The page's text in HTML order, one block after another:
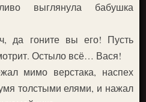
выглянула бабушка
да гоните вы его! Пусть
Остыло всё… Вася!
мимо верстака, наспех
толстыми елями, и нажал